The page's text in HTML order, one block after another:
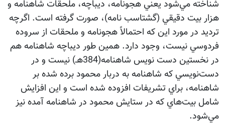
شناخته مي‌شود يعني هجونامه، ديباچه، ملحقات شاهنامه و
هزار بيت دقيقي (گشتاسب نامه)، صورت گرفته است. اگرچه
ترديد در مورد اين كه احتمالاً هجونامه و ملحقات از سروده
فردوسي نيست، وجود دارد. همين طور ديباچه شاهنامه هم
در نخستين دست نويس شاهنامه(384هـ) نيست و در
دست‌نويسي كه شاهنامه به دربار محمود برده شده بر
شاهنامه، براي تشريفات افزوده شده است و اين افزايش
شامل بيت‌هاي كه در ستايش محمود در شاهنامه آمده نيز
مي‌شود.